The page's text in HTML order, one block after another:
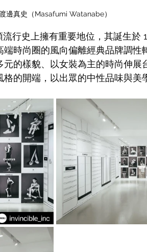
邊真史（Masafumi Watanabe）
行史上擁有重要地位，其誕生於
時尚圈的風向偏離經典品牌調性
的樣貌、以女裝為主的時尚伸展
的開端，以出眾的中性品味與美